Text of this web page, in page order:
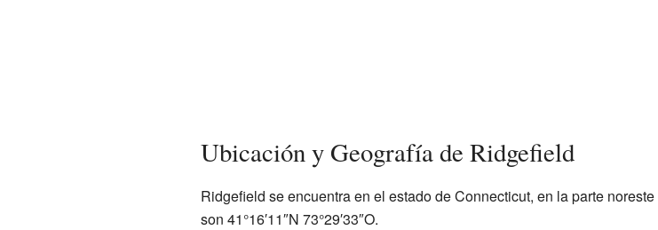
Ubicación y Geografía de Ridgefield
Ridgefield se encuentra en el estado de Connecticut, en la parte
son 41°16′11″N 73°29′33″O.